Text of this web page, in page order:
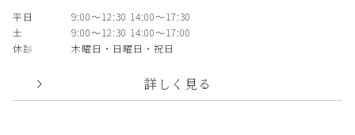
平日
9:00〜12:30 14:00〜17:30
土
9:00〜12:30 14:00〜17:00
休診
木曜日・日曜日・祝日
詳しく見る